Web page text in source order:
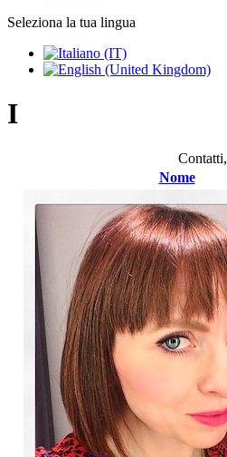
Seleziona la tua lingua
I
Contatti,
Nome